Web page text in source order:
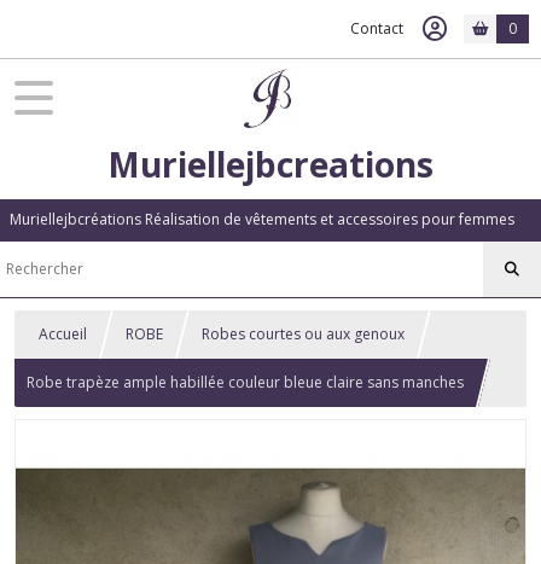
Contact 0
Muriellejbcreations
Muriellejbcréations Réalisation de vêtements et accessoires pour femmes
Accueil ROBE Robes courtes ou aux genoux
Robe trapèze ample habillée couleur bleue claire sans manches